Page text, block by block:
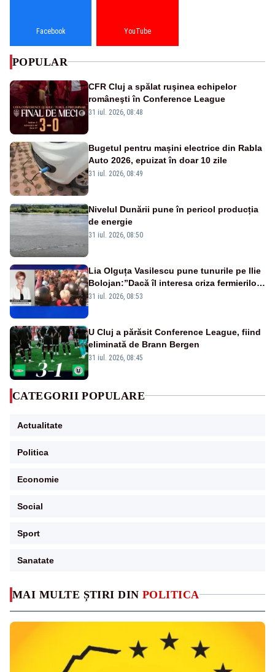
MAI MULTE ȘTIRI DIN POLITICA
Facebook YouTube
POPULAR
CFR Cluj a spălat ruşinea echipelor
româneşti în Conference League
31 iul. 2026, 08:48
Bugetul pentru mașini electrice din Rabla
Auto 2026, epuizat în doar 10 zile
31 iul. 2026, 08:49
Nivelul Dunării pune în pericol producția
de energie
31 iul. 2026, 08:50
Lia Olguța Vasilescu pune tunurile pe Ilie
Bolojan:”Dacă îl interesa criza fermierilor
pleca din funcție”
31 iul. 2026, 08:53
U Cluj a părăsit Conference League, fiind
eliminată de Brann Bergen
31 iul. 2026, 08:45
CATEGORII POPULARE
Actualitate
Politica
Economie
Social
Sport
Sanatate